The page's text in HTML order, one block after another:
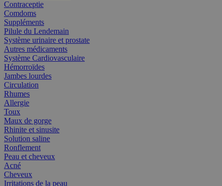
Contraceptie
Comdoms
Suppléments
Pilule du Lendemain
Système urinaire et prostate
Autres médicaments
Système Cardiovasculaire
Hémorroïdes
Jambes lourdes
Circulation
Rhumes
Allergie
Toux
Maux de gorge
Rhinite et sinusite
Solution saline
Ronflement
Peau et cheveux
Acné
Cheveux
Irritations de la peau